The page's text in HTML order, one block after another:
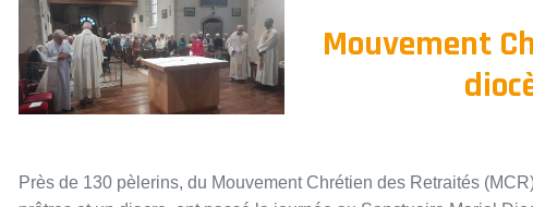
Mouvement
Près de 130 pèlerins, du Mouvement Chrétien des Retraités